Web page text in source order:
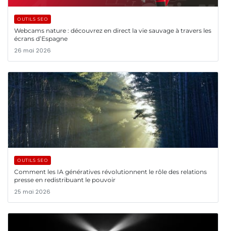
OUTILS SEO
Webcams nature : découvrez en direct la vie sauvage à travers les
écrans d’Espagne
26 mai 2026
OUTILS SEO
Comment les IA génératives révolutionnent le rôle des relations
presse en redistribuant le pouvoir
25 mai 2026